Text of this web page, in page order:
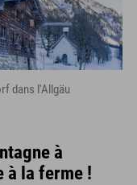
dans l'Allgäu
à
à la ferme !